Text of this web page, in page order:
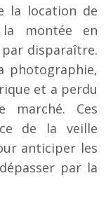
la location de
montée en
disparaître.
photographie,
et a perdu
marché. Ces
de la veille
anticiper les
par la